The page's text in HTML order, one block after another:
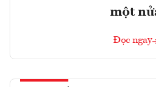
một
Đọc ngay